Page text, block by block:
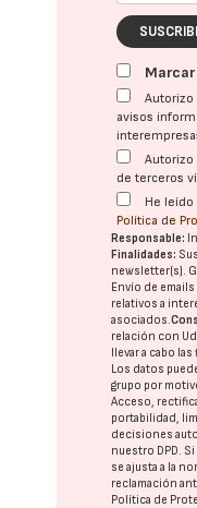
avisos
de terceros
He
Política de
Responsable:
Finalidades:
newsletter(s).
Envío de
relativos a
asociados.
relación con
llevar a cabo
Los datos
grupo por
Acceso,
portabilidad,
decisiones
nuestro DPD.
se ajusta a la
reclamación
Política de